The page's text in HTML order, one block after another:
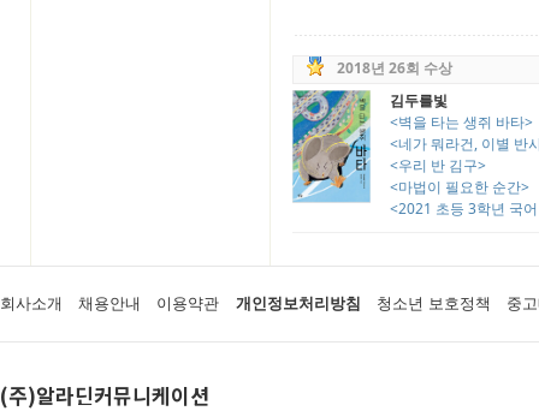
2018년 26회 수상
김두를빛
<벽을 타는 생쥐 바타>
<네가 뭐라건, 이별 반
<우리 반 김구>
<마법이 필요한 순간>
<2021 초등 3학년 국
회사소개 채용안내 이용약관 개인정보처리방침 청소년 보호정책 중
(주)알라딘커뮤니케이션